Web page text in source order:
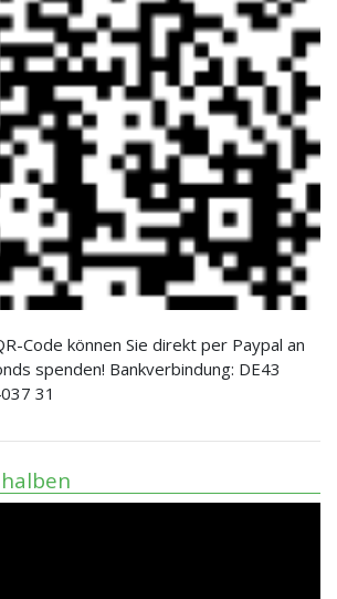
Code können Sie direkt per Paypal an
spenden! Bankverbindung: DE43
31